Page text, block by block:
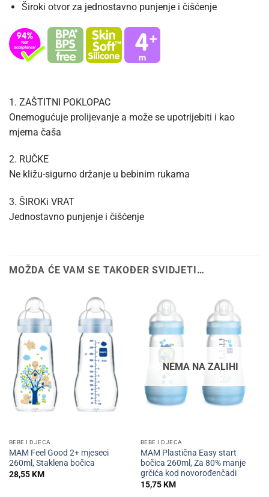
Široki otvor za jednostavno punjenje i čišćenje
1. ZAŠTITNI POKLOPAC
Onemogućuje prolijevanje a može se upotrijebiti i kao
mjerna čaša
2. RUČKE
Ne kližu-sigurno držanje u bebinim rukama
3. ŠIROKi VRAT
Jednostavno punjenje i čišćenje
MOŽDA ĆE VAM SE TAKOĐER SVIDJETI…
BEBE I DJECA
MAM Feel Good 2+ mjeseci
260ml, Staklena bočica
28,55KM
NEMA NA ZALIHI
BEBE I DJECA
MAM Plastična Easy start
bočica 260ml, Za 80% manje
grčića kod novorođenčadi
15,75KM